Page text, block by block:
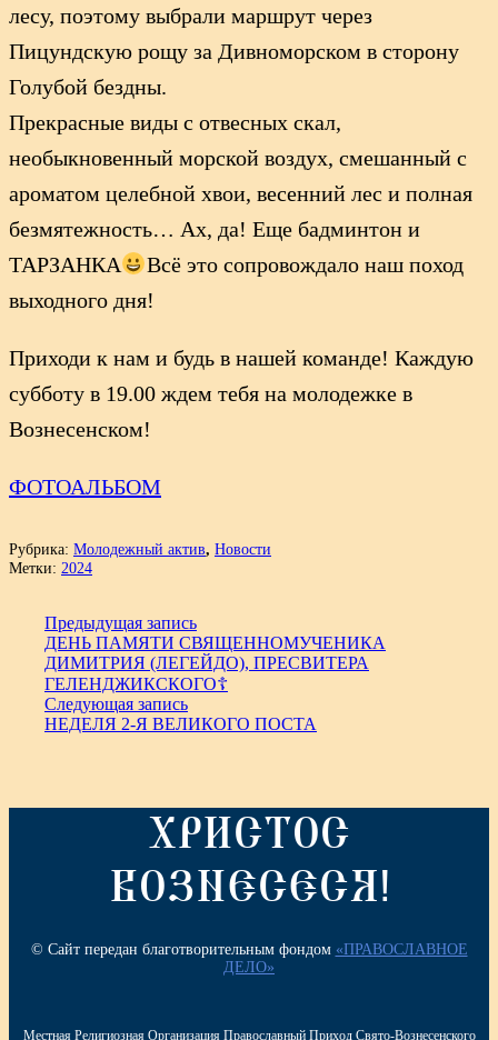
лесу, поэтому выбрали маршрут через
Пицундскую рощу за Дивноморском в сторону
Голубой бездны.
Прекрасные виды с отвесных скал,
необыкновенный морской воздух, смешанный с
ароматом целебной хвои, весенний лес и полная
безмятежность… Ах, да! Еще бадминтон и
ТАРЗАНКА
Всё это сопровождало наш поход
выходного дня!
Приходи к нам и будь в нашей команде! Каждую
субботу в 19.00 ждем тебя на молодежке в
Вознесенском!
ФОТОАЛЬБОМ
Рубрика: Молодежный актив, Новости
Метки: 2024
Предыдущая запись
ДЕНЬ ПАМЯТИ СВЯЩЕННОМУЧЕНИКА
ДИМИТРИЯ (ЛЕГЕЙДО), ПРЕСВИТЕРА
ГЕЛЕНДЖИКСКОГО☦
Следующая запись
НЕДЕЛЯ 2-Я ВЕЛИКОГО ПОСТА
ХРИСТОС
ВОЗНЕСЕСЯ!
© Сайт передан благотворительным фондом «ПРАВОСЛАВНОЕ
ДЕЛО»
Местная Религиозная Организация Православный Приход Свято-Вознесенского